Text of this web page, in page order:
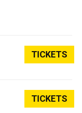
TICKETS
TICKETS